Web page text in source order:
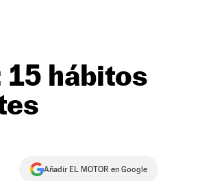
15 hábitos
Añadir EL MOTOR en Google